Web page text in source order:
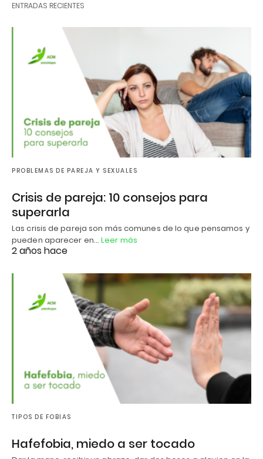
ENTRADAS RECIENTES
PROBLEMAS DE PAREJA Y SEXUALES
Crisis de pareja: 10 consejos para
superarla
Las crisis de pareja son más comunes de lo que pensamos y
pueden aparecer en… Leer más
2 años hace
TIPOS DE FOBIAS
Hafefobia, miedo a ser tocado